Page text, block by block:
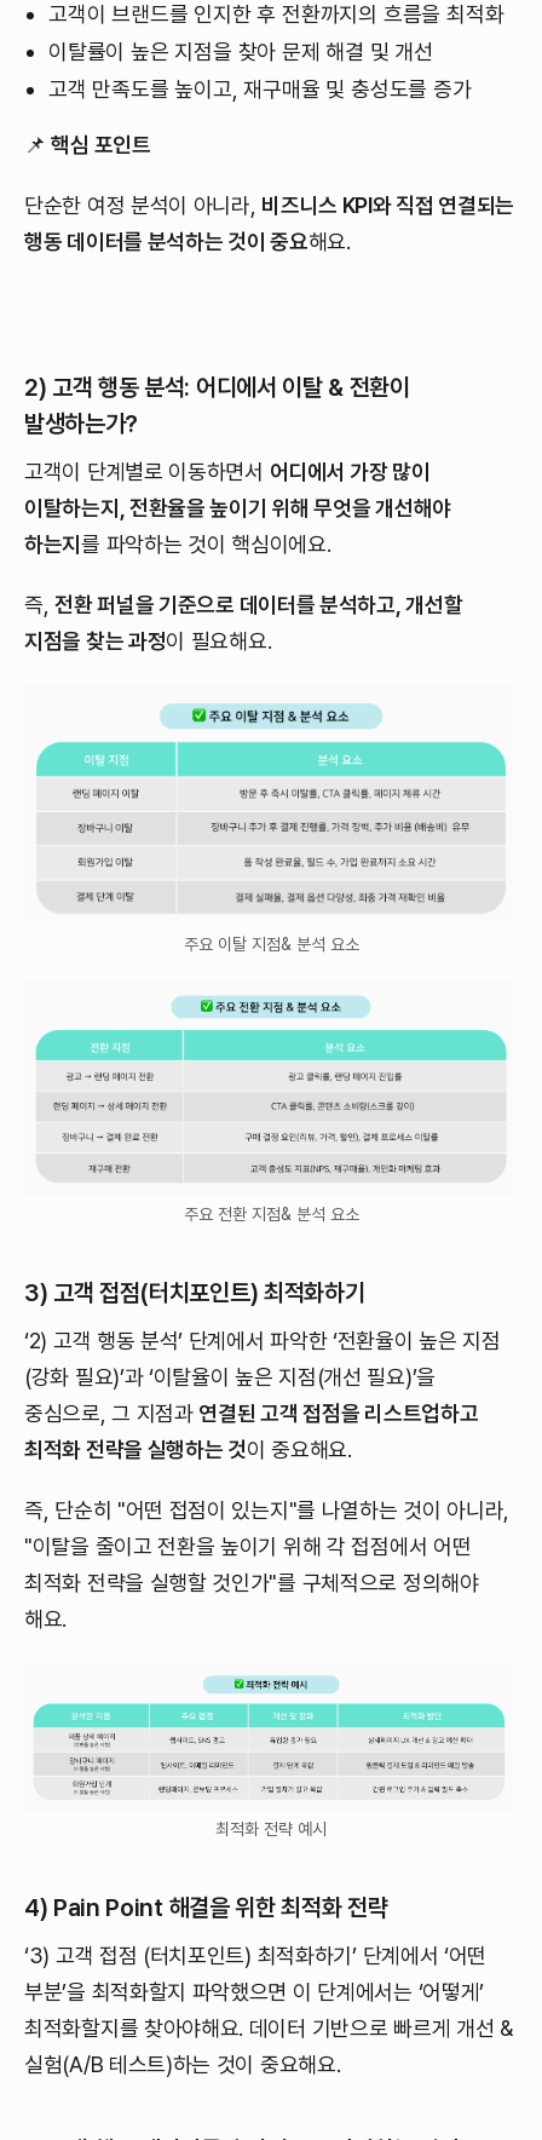
고객이 브랜드를 인지한 후 전환까지의 흐름을 최적화
이탈률이 높은 지점을 찾아 문제 해결 및 개선
고객 만족도를 높이고, 재구매율 및 충성도를 증가
📌핵심 포인트
단순한 여정 분석이 아니라, 비즈니스 KPI와 직접 연결되는
행동 데이터를 분석하는 것이 중요해요.
2) 고객 행동 분석: 어디에서 이탈 & 전환이
발생하는가?
고객이 단계별로 이동하면서 어디에서 가장 많이
이탈하는지, 전환율을 높이기 위해 무엇을 개선해야
하는지를 파악하는 것이 핵심이에요.
즉,전환 퍼널을 기준으로 데이터를 분석하고, 개선할
지점을 찾는 과정이 필요해요.
주요 이탈 지점& 분석 요소
주요 전환 지점& 분석 요소
3) 고객 접점(터치포인트) 최적화하기
‘2) 고객 행동 분석’ 단계에서 파악한 ‘전환율이 높은 지점
(강화 필요)’과 ‘이탈율이 높은 지점(개선 필요)’을
중심으로, 그 지점과 연결된 고객 접점을 리스트업하고
최적화 전략을 실행하는 것이 중요해요.
즉, 단순히 "어떤 접점이 있는지"를 나열하는 것이 아니라,
"이탈을 줄이고 전환을 높이기 위해 각 접점에서 어떤
최적화 전략을 실행할 것인가"를 구체적으로 정의해야
해요.
최적화 전략 예시
4) Pain Point 해결을 위한 최적화 전략
‘3) 고객 접점 (터치포인트) 최적화하기’ 단계에서 ‘어떤
부분’을 최적화할지 파악했으면 이 단계에서는 ‘어떻게’
최적화할지를 찾아야해요. 데이터 기반으로 빠르게 개선 &
실험(A/B 테스트)하는 것이 중요해요.